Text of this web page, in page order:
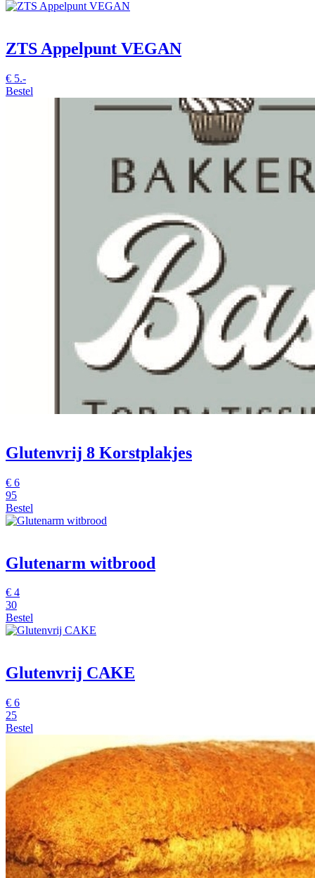
ZTS Appelpunt VEGAN
€ 5.-
Bestel
Glutenvrij 8 Korstplakjes
€ 6
95
Bestel
Glutenarm witbrood
€ 4
30
Bestel
Glutenvrij CAKE
€ 6
25
Bestel